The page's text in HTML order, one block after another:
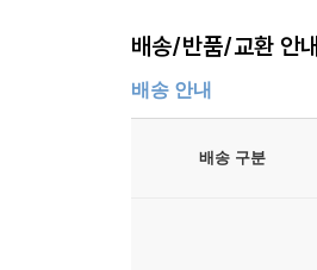
배송/반품/교환 안내
배송 안내
배송 구분